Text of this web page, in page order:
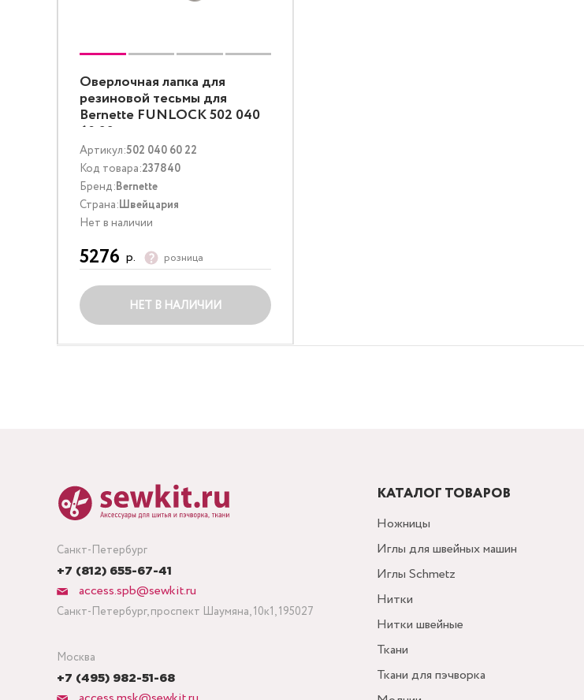
Оверлочная лапка для
резиновой тесьмы для
Bernette FUNLOCK 502 040
60 22
Артикул:502 040 60 22
Код товара:237840
Бренд:Bernette
Страна:Швейцария
Нет в наличии
5276 р. розница
НЕТ В НАЛИЧИИ
Санкт-Петербург
+7 (812) 655-67-41
access.spb@sewkit.ru
Санкт-Петербург, проспект Шаумяна, 10к1, 195027
Москва
+7 (495) 982-51-68
КАТАЛОГ ТОВАРОВ
Ножницы
Иглы для швейных машин
Иглы Schmetz
Нитки
Нитки швейные
Ткани
Ткани для пэчворка